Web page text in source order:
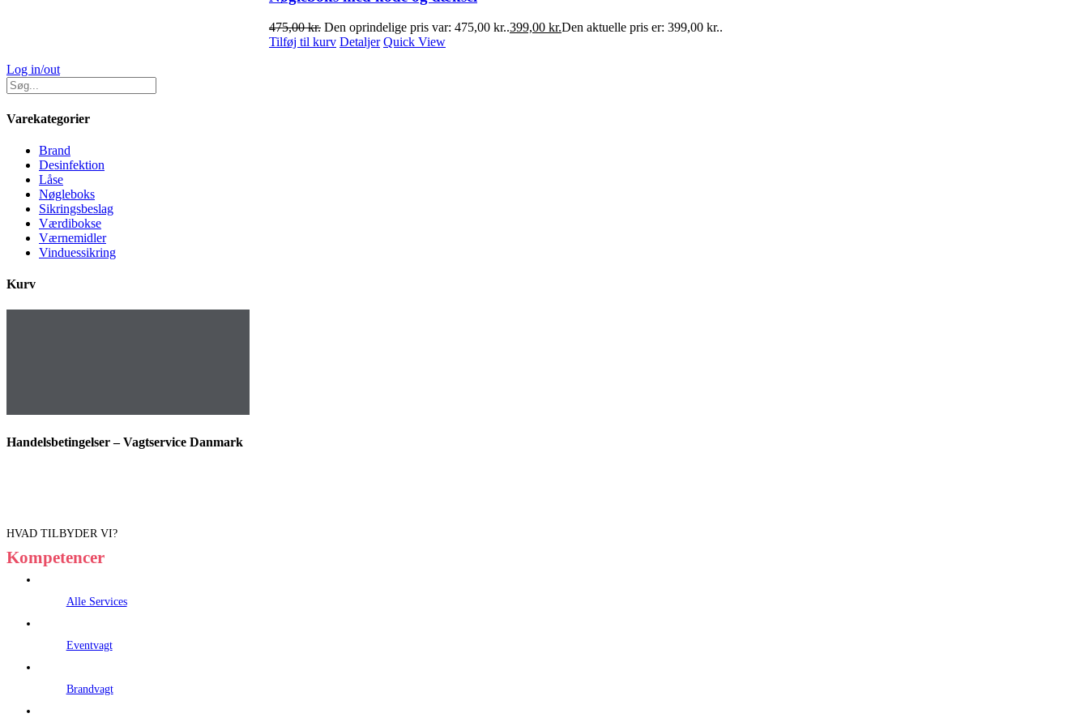
475,00kr. Den oprindelige pris var: 475,00 kr..399,00 kr.Den aktuelle pris er: 399,00 kr..
Tilføj til kurv Detaljer Quick View
Log in/out
Varekategorier
Brand
Desinfektion
Låse
Nøgleboks
Sikringsbeslag
Værdibokse
Værnemidler
Vinduessikring
Kurv
Handelsbetingelser – Vagtservice Danmark
HVAD TILBYDER VI?
Kompetencer
Alle Services
Eventvagt
Brandvagt